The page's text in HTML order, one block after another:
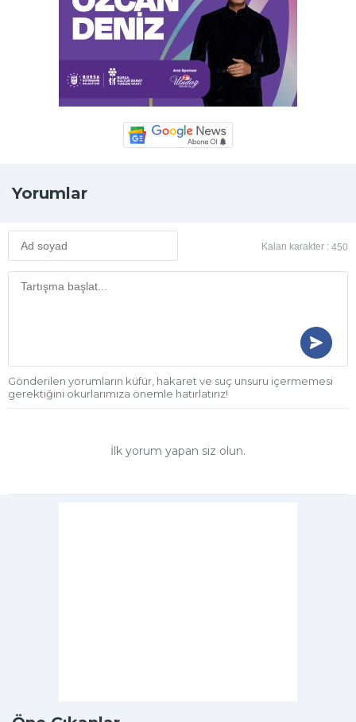
Yorumlar
Kalan karakter : 450
Gönderilen yorumların küfür, hakaret ve suç unsuru içermemesi
gerektiğini okurlarımıza önemle hatırlatırız!
İlk yorum yapan siz olun.